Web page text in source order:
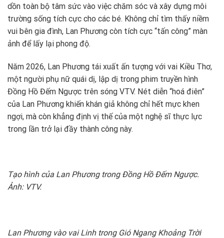
dồn toàn bộ tâm sức vào việc chăm sóc và xây dựng môi
trường sống tích cực cho các bé. Không chỉ tìm thấy niềm
vui bên gia đình, Lan Phương còn tích cực “tấn công” màn
ảnh để lấy lại phong độ.
Năm 2026, Lan Phương tái xuất ấn tượng với vai Kiều Thơ,
một người phụ nữ quái dị, lập dị trong phim truyền hình
Đồng Hồ Đếm Ngược trên sóng VTV. Nét diễn “hoá điên”
của Lan Phương khiến khán giả không chỉ hết mực khen
ngợi, mà còn khẳng định vị thế của một nghệ sĩ thực lực
trong lần trở lại đầy thành công này.
Tạo hình của Lan Phương trong Đồng Hồ Đếm Ngược.
Ảnh: VTV.
Lan Phương vào vai Linh trong Gió Ngang Khoảng Trời